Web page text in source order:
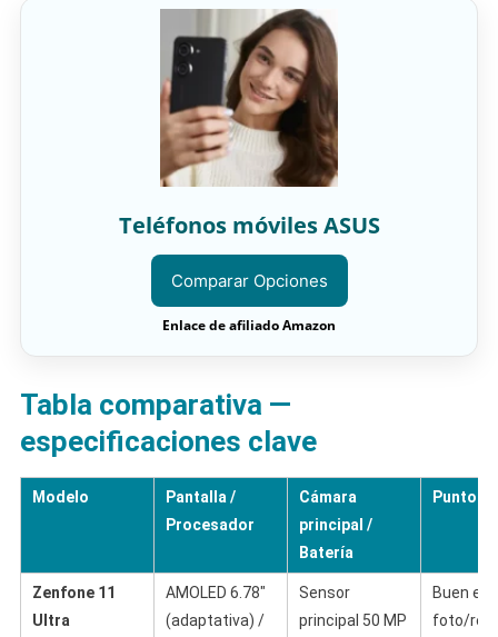
Teléfonos móviles ASUS
Comparar Opciones
Enlace de afiliado Amazon
Tabla comparativa —
especificaciones clave
Modelo
Pantalla /
Procesador
Cámara
principal /
Batería
Puntos
Zenfone 11
Ultra
AMOLED 6.78″
(adaptativa) /
Sensor
principal 50 MP
Buen
foto/